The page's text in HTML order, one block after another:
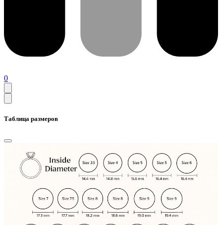
0
Таблица размеров